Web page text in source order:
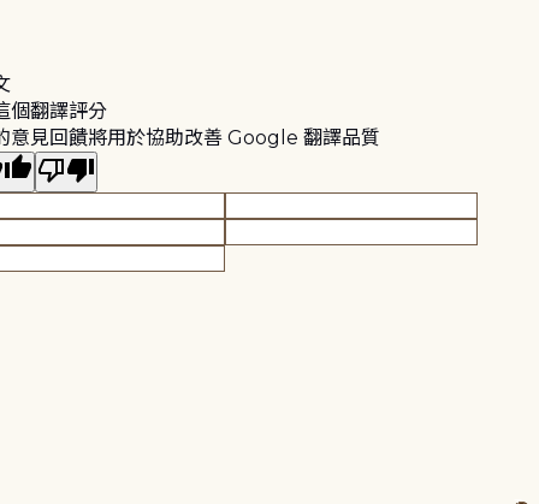
個翻譯評分
意見回饋將用於協助改善 Google 翻譯品質